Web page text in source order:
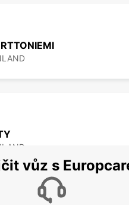
vůz s